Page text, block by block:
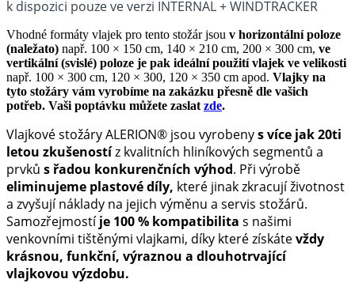
k dispozici pouze ve verzi INTERNAL + WINDTRACKER
Vhodné formáty vlajek pro tento stožár jsou v horizontální poloze
(naležato) např. 100 × 150 cm, 140 × 210 cm, 200 × 300 cm, ve
vertikální (svislé) poloze je pak ideální použití vlajek ve velikosti
např. 100 × 300 cm, 120 × 300, 120 × 350 cm apod. Vlajky na
tyto stožáry vám vyrobíme na zakázku přesně dle vašich
potřeb. Vaši poptávku můžete zaslat zde.
Vlajkové stožáry ALERION® jsou vyrobenys více jak 20ti
letou zkušenostíz kvalitních hliníkových segmentů a
prvků s řadou konkurenčních výhod. Při výrobě
eliminujeme plastové díly, které jinak zkracují životnost
a zvyšují náklady na jejich výměnu a servis stožárů.
Samozřejmostíje 100 % kompatibilita s našimi
venkovními tištěnými vlajkami, díky které získátevždy
krásnou, funkční, výraznou a dlouhotrvající
vlajkovou výzdobu.